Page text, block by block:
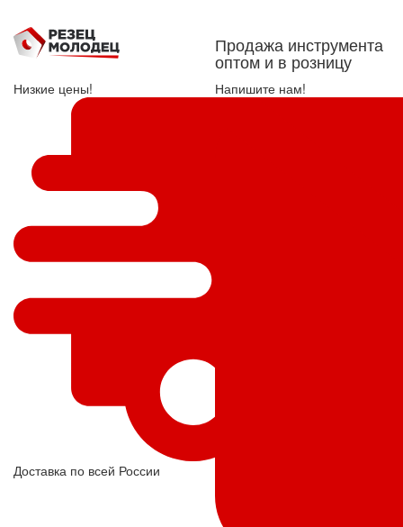
Продажа инструмента
оптом и в розницу
Низкие цены!
Доставка по всей России
Напишите нам!